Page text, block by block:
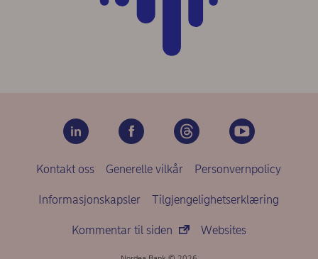
Kontakt oss Generelle vilkår Personvernpolicy
Informasjonskapsler Tilgjengelighetserklæring
Kommentar til siden Websites